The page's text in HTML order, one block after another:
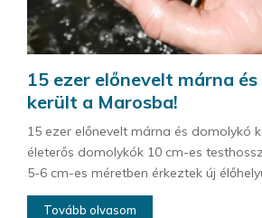
15 ezer előnevelt márna
került a Marosba!
15 ezer előnevelt márna és domolykó
életerős domolykók 10 cm-es
5-6 cm-es méretben érkeztek új
Tovább olvasom